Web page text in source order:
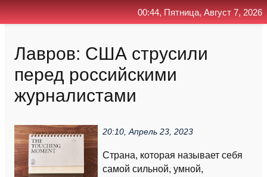
Лавров: США струсили
перед российскими
журналистами
20:10, Апрель 23, 2023
Страна, которая называет себя
самой сильной, умной,
00:44, Пятница, Август 7, 2026